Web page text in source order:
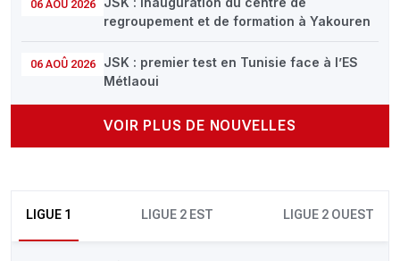
06 AOÛ 2026
regroupement et de formation à Yakouren
06 AOÛ 2026
JSK : premier test en Tunisie face à l’ES
Métlaoui
VOIR PLUS DE NOUVELLES
LIGUE 1 LIGUE 2 EST LIGUE 2 OUEST